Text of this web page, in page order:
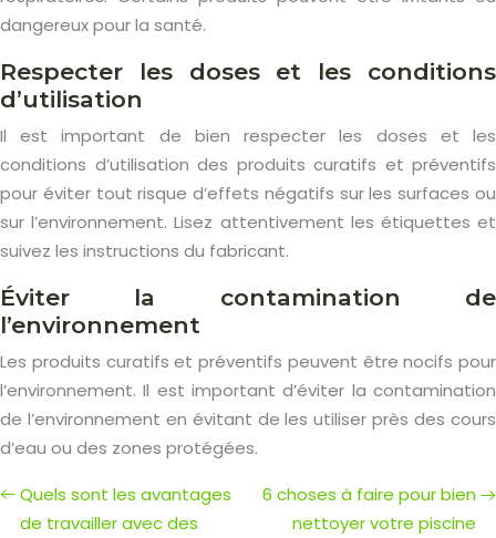
dangereux pour la santé.
Respecter les doses et les conditions
d’utilisation
Il est important de bien respecter les doses et les
conditions d’utilisation des produits curatifs et préventifs
pour éviter tout risque d’effets négatifs sur les surfaces ou
sur l’environnement. Lisez attentivement les étiquettes et
suivez les instructions du fabricant.
Éviter la contamination de
l’environnement
Les produits curatifs et préventifs peuvent être nocifs pour
l’environnement. Il est important d’éviter la contamination
de l’environnement en évitant de les utiliser près des cours
d’eau ou des zones protégées.
Quels sont les avantages
de travailler avec des
6 choses à faire pour bien
nettoyer votre piscine